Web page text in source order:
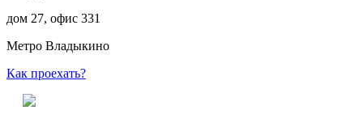
дом 27, офис 331
Метро Владыкино
Как проехать?